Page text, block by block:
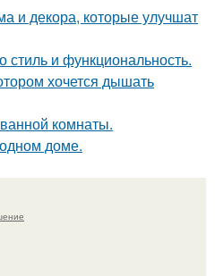
и декора, которые улучшат
стиль и функциональность.
хочется дышать
комнаты.
доме.